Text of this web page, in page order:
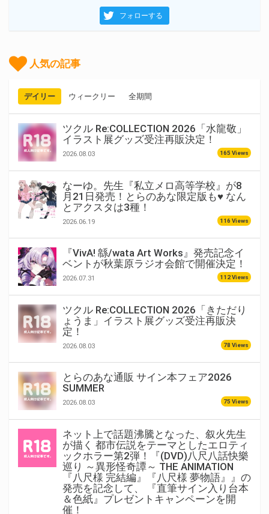
フォローする
人気の記事
デイリー ウィークリー 全期間
ツクル Re:COLLECTION 2026「水龍敬」
イラスト展グッズ受注再販決定！
2026.08.03 165 Views
なーゆ。先生『私立メロ高等学校』が8
月21日発売！とらのあな限定版も♥ なん
とアクスタは3種！
2026.06.19 116 Views
『VivA! 緜/wata Art Works』発売記念イ
ベントが秋葉原ラジオ会館で開催決定！
2026.07.31 112 Views
ツクル Re:COLLECTION 2026「きただり
ょうま」イラスト展グッズ受注再販決
定！
2026.08.03 78 Views
とらのあな通販 サイン本フェア2026
SUMMER
2026.08.03 75 Views
ネット上で話題沸騰となった、叙火先生
が描く 都市伝説をテーマとしたエロティ
ックホラー第2弾！『(DVD)八尺八話快樂
巡り ～異形怪奇譚～ THE ANIMATION
『八尺様 完結編』『八尺様 夢物語』』の
発売を記念して、 『直筆サイン入り台本
＆色紙』プレゼントキャンペーンを開
催！